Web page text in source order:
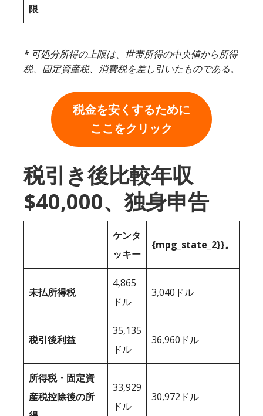
限
* 可処分所得の上限は、世帯所得の中央値から所得
税、固定資産税、消費税を差し引いたものである。
税金を安くするために
ここをクリック
税引き後比較年収
$40,000、独身申告
ケンタ
ッキー
{mpg_state_2}}。
未払所得税
4,865
ドル
3,040ドル
税引後利益
35,135
ドル
36,960ドル
所得税・固定資
産税控除後の所
33,929
ドル
30,972ドル